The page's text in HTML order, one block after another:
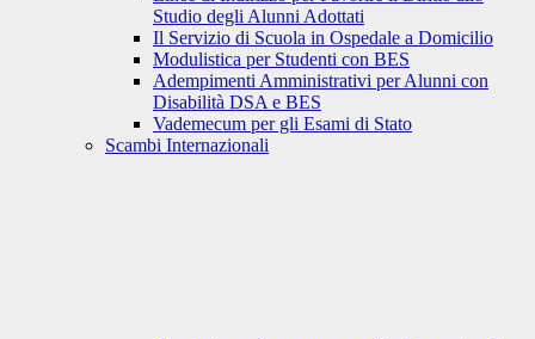
Studio degli Alunni Adottati
Il Servizio di Scuola in Ospedale a Domicilio
Modulistica per Studenti con BES
Adempimenti Amministrativi per Alunni con
Disabilità DSA e BES
Vademecum per gli Esami di Stato
Scambi Internazionali